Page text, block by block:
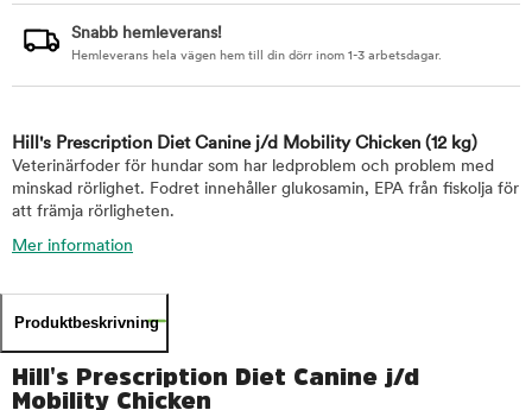
Snabb hemleverans!
Hemleverans hela vägen hem till din dörr inom 1-3 arbetsdagar.
Hill's Prescription Diet Canine j/d Mobility Chicken (12 kg)
Veterinärfoder för hundar som har ledproblem och problem med
minskad rörlighet. Fodret innehåller glukosamin, EPA från fiskolja för
att främja rörligheten.
Mer information
Produktbeskrivning
Hill's Prescription Diet Canine j/d
Mobility Chicken